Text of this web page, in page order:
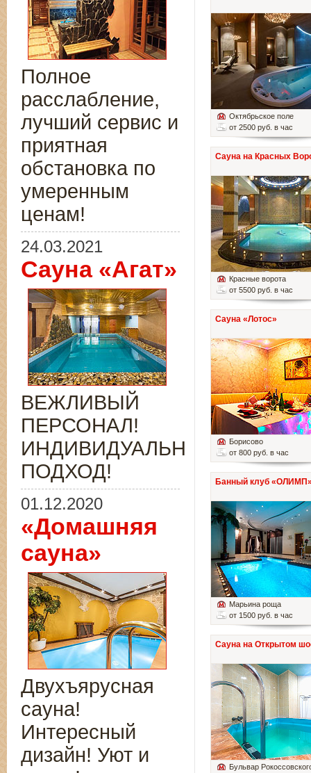
Октябрьское поле
от 2500 руб. в час
Сауна на Красных
Красные ворота
от 5500 руб. в час
Сауна «Лотос»
Борисово
от 800 руб. в час
Банный клуб
Марьина роща
от 1500 руб. в час
Сауна на Открытом
Бульвар
Полное
расслабление,
лучший сервис и
приятная
обстановка по
умеренным
ценам!
24.03.2021
Сауна «Агат»
ВЕЖЛИВЫЙ
ПЕРСОНАЛ!
ИНДИВИДУАЛЬНЫЙ
ПОДХОД!
01.12.2020
«Домашняя
сауна»
Двухъярусная
сауна!
Интересный
дизайн! Уют и